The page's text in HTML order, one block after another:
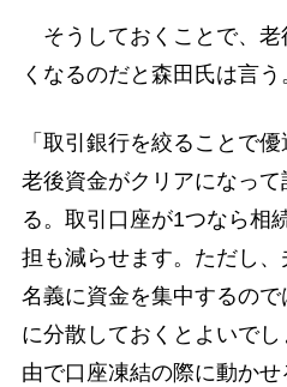
そうしておくことで、老
くなるのだと森田氏は言う
「取引銀行を絞ることで
老後資金がクリアになっ
る。取引口座が1つなら相
担も減らせます。ただし
名義に資金を集中するの
に分散しておくとよいで
由で口座凍結の際に動か